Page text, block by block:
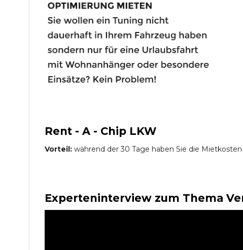
Rent - A - Chip LKW
Vorteil: während der 30 Tage haben Sie die
Experteninterview zum Thema